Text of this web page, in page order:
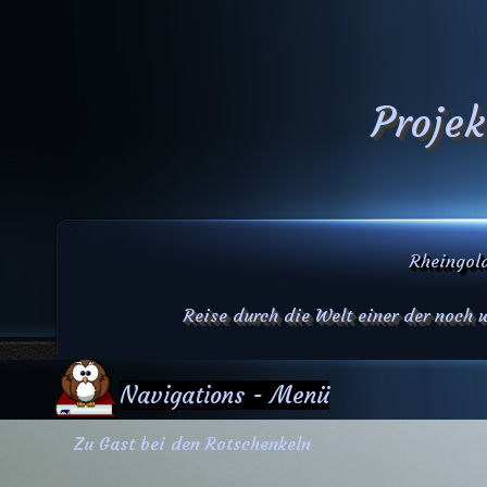
Reise durch die Welt einer der noch
Navigations - Menü
Zu Gast bei den Rotschenkeln